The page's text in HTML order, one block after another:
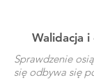
Walidacja
Sprawdzenie
się odbywa się